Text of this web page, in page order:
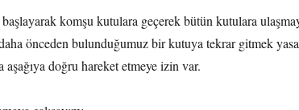
komşu kutulara geçerek bütün kutulara
daha önceden bulunduğumuz bir kutuya tekrar gitmek
aşağıya doğru hareket etmeye izin var.